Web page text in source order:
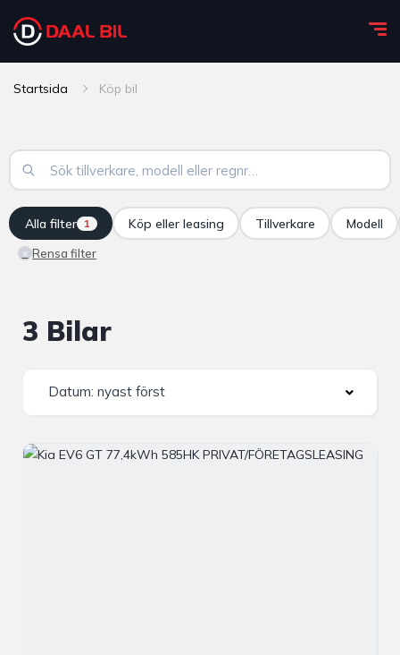
Startsida Köp bil
Alla filter 1
× Rensa filter
Köp eller leasing Tillverkare Modell
3 Bilar
Datum: nyast först